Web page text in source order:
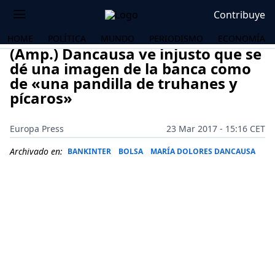
Contribuye
HOME POLÍTICA MUNDO PERIODISMO ECONOMÍA
(Amp.) Dancausa ve injusto que se
dé una imagen de la banca como
de «una pandilla de truhanes y
pícaros»
Europa Press
23 Mar 2017 - 15:16 CET
Archivado en: BANKINTER BOLSA MARÍA DOLORES DANCAUSA